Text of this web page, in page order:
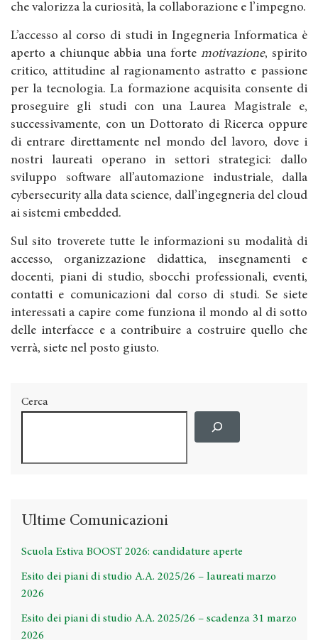
che valorizza la curiosità, la collaborazione e l’impegno.
L’accesso al corso di studi in Ingegneria Informatica è
aperto a chiunque abbia una forte motivazione, spirito
critico, attitudine al ragionamento astratto e passione
per la tecnologia. La formazione acquisita consente di
proseguire gli studi con una Laurea Magistrale e,
successivamente, con un Dottorato di Ricerca oppure
di entrare direttamente nel mondo del lavoro, dove i
nostri laureati operano in settori strategici: dallo
sviluppo software all’automazione industriale, dalla
cybersecurity alla data science, dall’ingegneria del cloud
ai sistemi embedded.
Sul sito troverete tutte le informazioni su modalità di
accesso, organizzazione didattica, insegnamenti e
docenti, piani di studio, sbocchi professionali, eventi,
contatti e comunicazioni dal corso di studi. Se siete
interessati a capire come funziona il mondo al di sotto
delle interfacce e a contribuire a costruire quello che
verrà, siete nel posto giusto.
Cerca
Ultime Comunicazioni
Scuola Estiva BOOST 2026: candidature aperte
Esito dei piani di studio A.A. 2025/26 – laureati marzo
2026
Esito dei piani di studio A.A. 2025/26 – scadenza 31 marzo
2026